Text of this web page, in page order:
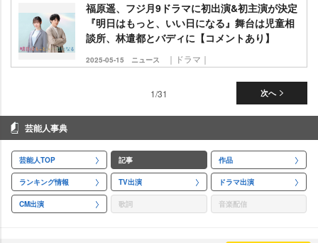
福原遥、フジ月9ドラマに初出演&初主演が決定
『明日はもっと、いい日になる』舞台は児童相
談所、林遣都とバディに【コメントあり】
2025-05-15 ニュース ｜ドラマ｜
次へ
1/31
芸能人事典
芸能人TOP 記事 作品
ランキング情報 TV出演 ドラマ出演
CM出演 歌詞 音楽配信